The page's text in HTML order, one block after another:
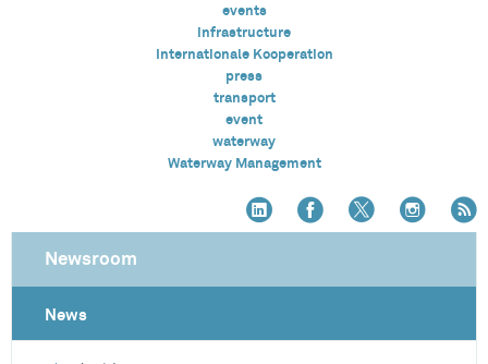
events
infrastructure
Internationale Kooperation
press
transport
event
waterway
Waterway Management
Newsroom
News